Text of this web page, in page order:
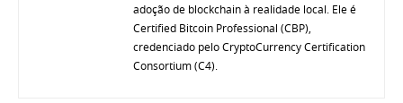
adoção de blockchain à realidade local. Ele é
Certified Bitcoin Professional (CBP),
credenciado pelo CryptoCurrency Certification
Consortium (C4).